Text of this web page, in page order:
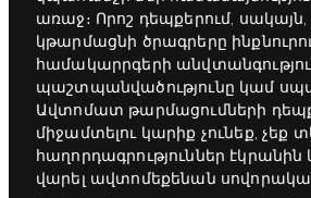
առաջ։ Որոշ դեպքերում, սակայն,
կթարմացնի ծրագրերը
համակարրգերի
պաշտպանվածությունը կամ
Ավտոմատ թարմացումների
միջամտելու կարիք չունեք, չեք
հաղորդագրություններ
վարել ավտոմեքենան